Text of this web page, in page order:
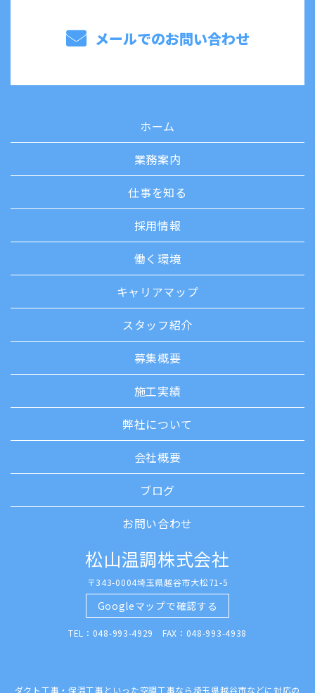
メールでのお問い合わせ
ホーム
業務案内
仕事を知る
採用情報
働く環境
キャリアマップ
スタッフ紹介
募集概要
施工実績
弊社について
会社概要
ブログ
お問い合わせ
松山温調株式会社
〒343-0004埼玉県越谷市大松71-5
Googleマップで確認する
TEL：048-993-4929 FAX：048-993-4938
ダクト工事・保温工事といった空調工事なら埼玉県越谷市などに対応の